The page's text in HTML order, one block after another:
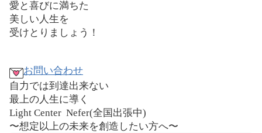
愛と喜びに満ちた
美しい人生を
受けとりましょう！
お問い合わせ
自力では到達出来ない
最上の人生に導く
Light Center Nefer(全国出張中)
〜想定以上の未来を創造したい方へ〜